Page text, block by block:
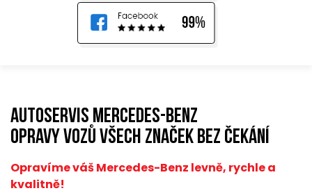
Autoservis Mercedes-Benz
opravy vozů všech značek bez čekání
Opravíme váš Mercedes-Benz levně, rychle a
kvalitně!